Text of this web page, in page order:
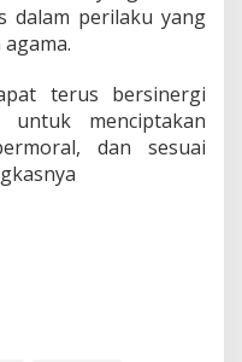
dalam perilaku yang
terus bersinergi
menciptakan
dan sesuai